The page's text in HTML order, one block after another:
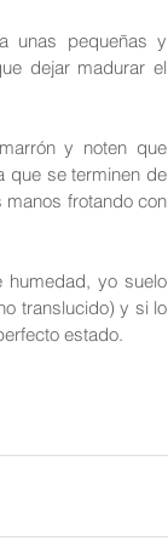
unas pequeñas y
dejar madurar el
y noten que
que se terminen de
frotando con
humedad, yo suelo
translucido) y si lo
estado.